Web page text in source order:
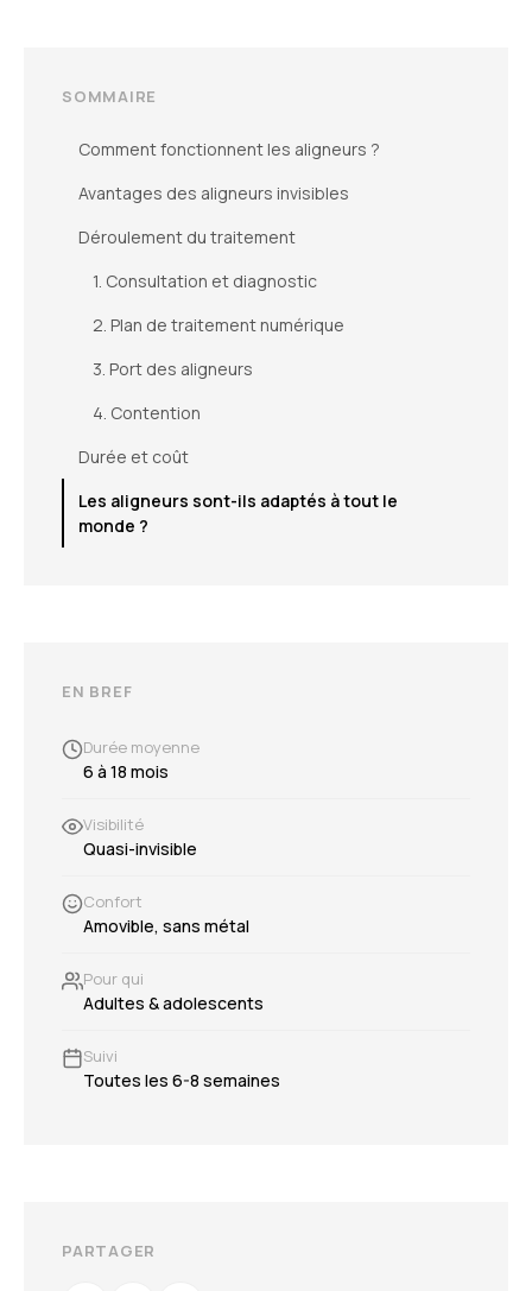
SOMMAIRE
Comment fonctionnent les aligneurs ?
Avantages des aligneurs invisibles
Déroulement du traitement
1. Consultation et diagnostic
2. Plan de traitement numérique
3. Port des aligneurs
4. Contention
Durée et coût
Les aligneurs sont-ils adaptés à tout le
monde ?
EN BREF
Durée moyenne
6 à 18 mois
Visibilité
Quasi-invisible
Confort
Amovible, sans métal
Pour qui
Adultes & adolescents
Suivi
Toutes les 6-8 semaines
PARTAGER